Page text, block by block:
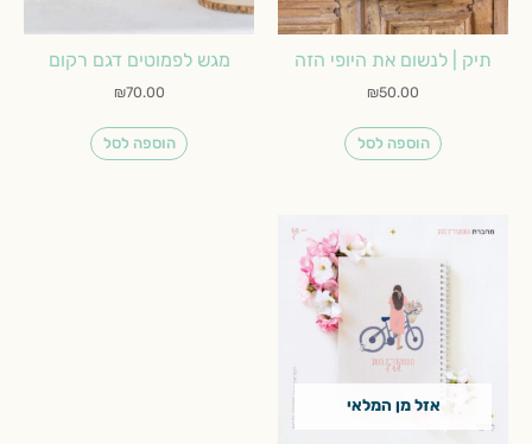
תיק | לנשום את היופי הזה
₪50.00
הוספה לסל
מגש לפמוטים דגם רקום
₪70.00
הוספה לסל
אזל מן המלאי